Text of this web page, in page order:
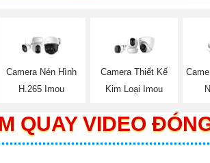
Camera Nén Hình
H.265 Imou
Camera Thiết Kế
Kim Loại Imou
QUAY VIDEO